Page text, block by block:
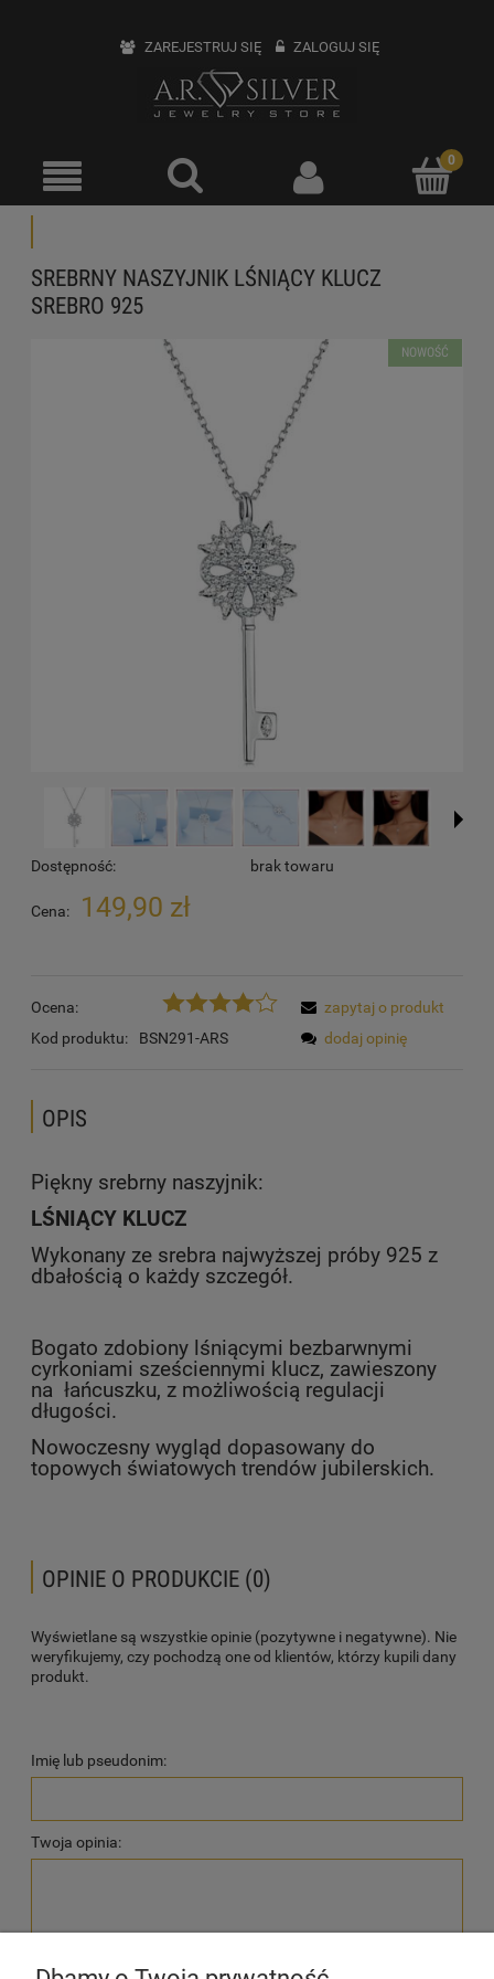
ZAREJESTRUJ SIĘ ZALOGUJ SIĘ
SREBRNY NASZYJNIK LŚNIĄCY KLUCZ
SREBRO 925
NOWOŚĆ
Dostępność: brak towaru
Cena: 149,90 zł
Ocena:
Kod produktu:
BSN291-ARS
zapytaj o produkt
dodaj opinię
OPIS
Piękny srebrny naszyjnik:
LŚNIĄCY KLUCZ
Wykonany ze srebra najwyższej próby 925 z
dbałością o każdy szczegół.
Bogato zdobiony lśniącymi bezbarwnymi
cyrkoniami sześciennymi klucz, zawieszony
na łańcuszku, z możliwością regulacji
długości.
Nowoczesny wygląd dopasowany do
topowych światowych trendów jubilerskich.
OPINIE O PRODUKCIE (0)
Wyświetlane są wszystkie opinie (pozytywne i negatywne). Nie
weryfikujemy, czy pochodzą one od klientów, którzy kupili dany
produkt.
Imię lub pseudonim:
Twoja opinia: